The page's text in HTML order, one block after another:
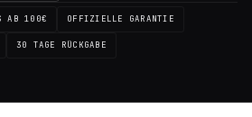
AB 100€ OFFIZIELLE GARANTIE
30 TAGE RÜCKGABE